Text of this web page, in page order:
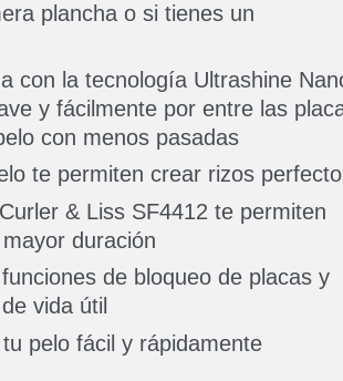
plancha o si tienes un
con la tecnología Ultrashine
y fácilmente por entre las
con menos pasadas
te permiten crear rizos
& Liss SF4412 te permiten
duración
de bloqueo de placas y
vida útil
pelo fácil y rápidamente